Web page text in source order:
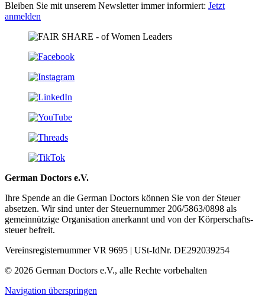
Bleiben Sie mit unserem Newsletter immer informiert: Jetzt
anmelden
German Doctors e.V.
Ihre Spende an die German Doctors können Sie von der Steuer
absetzen. Wir sind unter der Steuer­nummer 206/5863/0898 als
gemein­nützige Organisation aner­kannt und von der Körper­schafts­
steuer befreit.
Vereinsregisternummer VR 9695 | USt-IdNr. DE292039254
© 2026 German Doctors e.V., alle Rechte vorbehalten
Navigation überspringen